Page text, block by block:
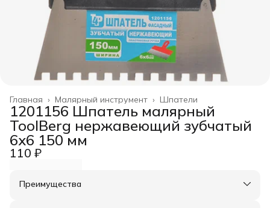
Шпатели
Малярный инструмент ›
Главная ›
1201156 Шпатель малярный
ToolBerg нержавеющий зубчатый
6х6 150 мм
110 ₽
Преимущества
Оплата частями в Сплит